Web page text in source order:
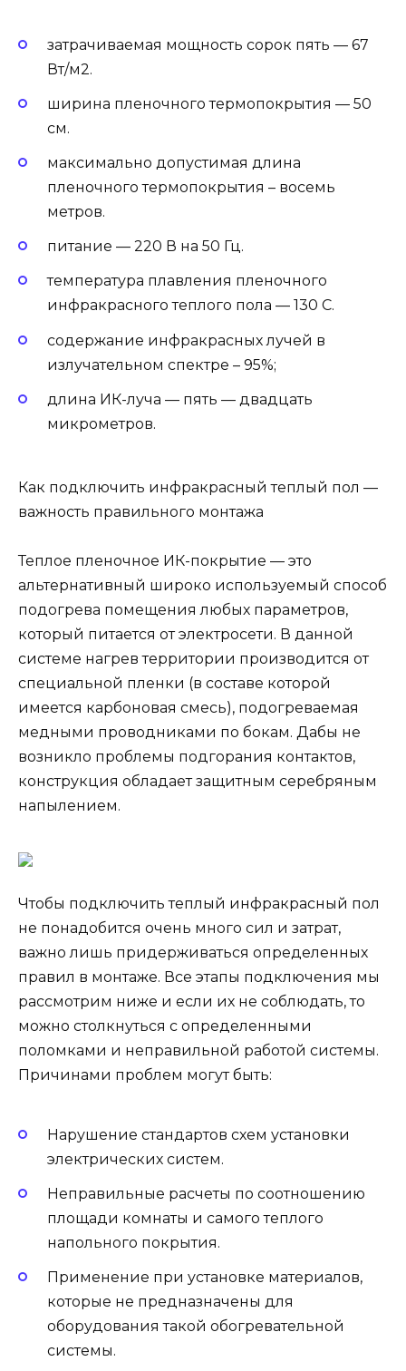
затрачиваемая мощность сорок пять — 67
Вт/м2.
ширина пленочного термопокрытия — 50
см.
максимально допустимая длина
пленочного термопокрытия – восемь
метров.
питание — 220 В на 50 Гц.
температура плавления пленочного
инфракрасного теплого пола — 130 С.
содержание инфракрасных лучей в
излучательном спектре – 95%;
длина ИК-луча — пять — двадцать
микрометров.
Как подключить инфракрасный теплый пол —
важность правильного монтажа
Теплое пленочное ИК-покрытие — это
альтернативный широко используемый способ
подогрева помещения любых параметров,
который питается от электросети. В данной
системе нагрев территории производится от
специальной пленки (в составе которой
имеется карбоновая смесь), подогреваемая
медными проводниками по бокам. Дабы не
возникло проблемы подгорания контактов,
конструкция обладает защитным серебряным
напылением.
Чтобы подключить теплый инфракрасный пол
не понадобится очень много сил и затрат,
важно лишь придерживаться определенных
правил в монтаже. Все этапы подключения мы
рассмотрим ниже и если их не соблюдать, то
можно столкнуться с определенными
поломками и неправильной работой системы.
Причинами проблем могут быть:
Нарушение стандартов схем установки
электрических систем.
Неправильные расчеты по соотношению
площади комнаты и самого теплого
напольного покрытия.
Применение при установке материалов,
которые не предназначены для
оборудования такой обогревательной
системы.